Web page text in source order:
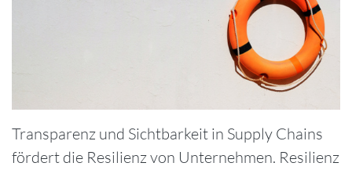
Transparenz und Sichtbarkeit in Supply Chains
fördert die Resilienz von Unternehmen. Resilienz